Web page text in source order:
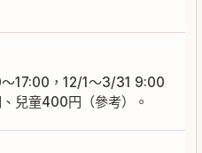
17:00，12/1～3/31 9:00
兒童400円（參考）。